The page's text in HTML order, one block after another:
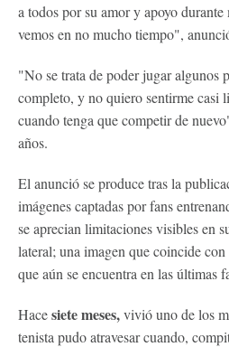
a todos por su amor y apoyo
vemos en no mucho tiempo",
"No se trata de poder jugar algunos
completo, y no quiero sentirme casi
cuando tenga que competir de
años.
El anunció se produce tras la
imágenes captadas por fans
se aprecian limitaciones visibles en
lateral; una imagen que coincide
que aún se encuentra en las últimas
Hacesiete meses,vivió uno de los
tenista pudo atravesar cuando,